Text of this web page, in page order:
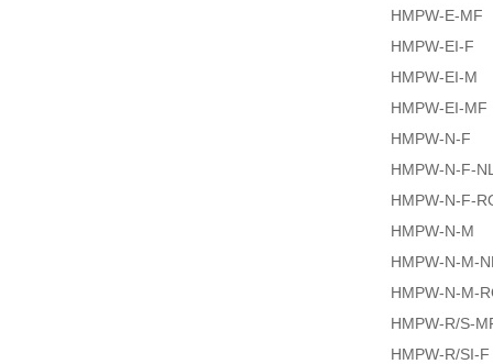
HMPW-E-MF
HMPW-EI-F
HMPW-EI-M
HMPW-EI-MF
HMPW-N-F
HMPW-N-F-
HMPW-N-F-
HMPW-N-M
HMPW-N-M-
HMPW-N-M-
HMPW-R/S-
HMPW-R/SI-F